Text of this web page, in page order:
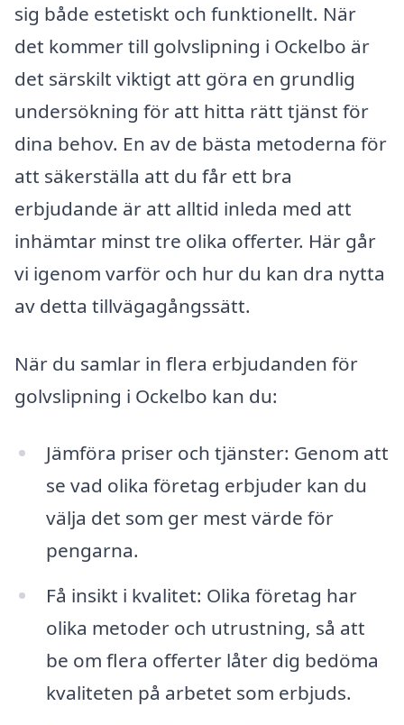
sig både estetiskt och funktionellt. När
det kommer till golvslipning i Ockelbo är
det särskilt viktigt att göra en grundlig
undersökning för att hitta rätt tjänst för
dina behov. En av de bästa metoderna för
att säkerställa att du får ett bra
erbjudande är att alltid inleda med att
inhämtar minst tre olika offerter. Här går
vi igenom varför och hur du kan dra nytta
av detta tillvägagångssätt.
När du samlar in flera erbjudanden för
golvslipning i Ockelbo kan du:
Jämföra priser och tjänster: Genom att
se vad olika företag erbjuder kan du
välja det som ger mest värde för
pengarna.
Få insikt i kvalitet: Olika företag har
olika metoder och utrustning, så att
be om flera offerter låter dig bedöma
kvaliteten på arbetet som erbjuds.